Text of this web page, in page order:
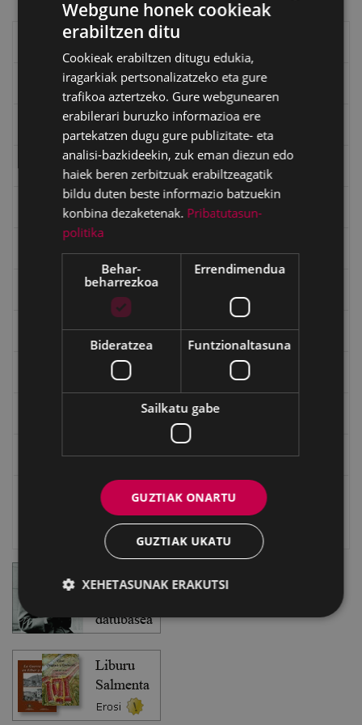
Eibarko liburuak
eta kitto
"Eibar" rebista sarean
Kultura egitaraua
"Gure Herria" aldizkaria
Txostenak eta dokumentuak
Eibarko Fonoteka
Eibarko Idazlanen Datu-basea
Webgune honek cookieak
erabiltzen ditu
Cookieak erabiltzen ditugu edukia,
iragarkiak pertsonalizatzeko eta gure
trafikoa aztertzeko. Gure webgunearen
erabilerari buruzko informazioa ere
partekatzen dugu gure publizitate- eta
analisi-bazkideekin, zuk eman diezun edo
haiek beren zerbitzuak erabiltzeagatik
bildu duten beste informazio batzuekin
konbina dezaketenak. Pribatutasun-
politika
Behar-
beharrezkoa
Errendimendua
Bideratzea Funtzionaltasuna
Sailkatu gabe
GUZTIAK ONARTU
GUZTIAK UKATU
XEHETASUNAK ERAKUTSI